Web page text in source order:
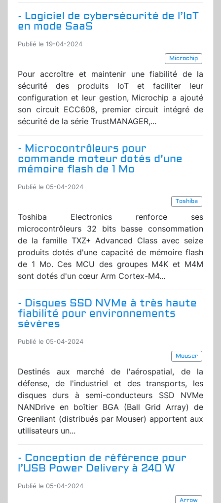
- Logiciel de cybersécurité de l’IoT
en mode SaaS
Publié le 19-04-2024
Microchip
Pour accroître et maintenir une fiabilité de la
sécurité des produits IoT et faciliter leur
configuration et leur gestion, Microchip a ajouté
son circuit ECC608, premier circuit intégré de
sécurité de la série TrustMANAGER,...
- Microcontrôleurs pour
commande moteur dotés d'une
mémoire flash de 1 Mo
Publié le 05-04-2024
Toshiba
Toshiba Electronics renforce ses
microcontrôleurs 32 bits basse consommation
de la famille TXZ+ Advanced Class avec seize
produits dotés d'une capacité de mémoire flash
de 1 Mo. Ces MCU des groupes M4K et M4M
sont dotés d'un cœur Arm Cortex-M4...
- Disques SSD NVMe à très haute
fiabilité pour environnements
sévères
Publié le 05-04-2024
Mouser
Destinés aux marché de l'aérospatial, de la
défense, de l'industriel et des transports, les
disques durs à semi-conducteurs SSD NVMe
NANDrive en boîtier BGA (Ball Grid Array) de
Greenliant (distribués par Mouser) apportent aux
utilisateurs un...
- Conception de référence pour
l’USB Power Delivery à 240 W
Publié le 05-04-2024
Arrow